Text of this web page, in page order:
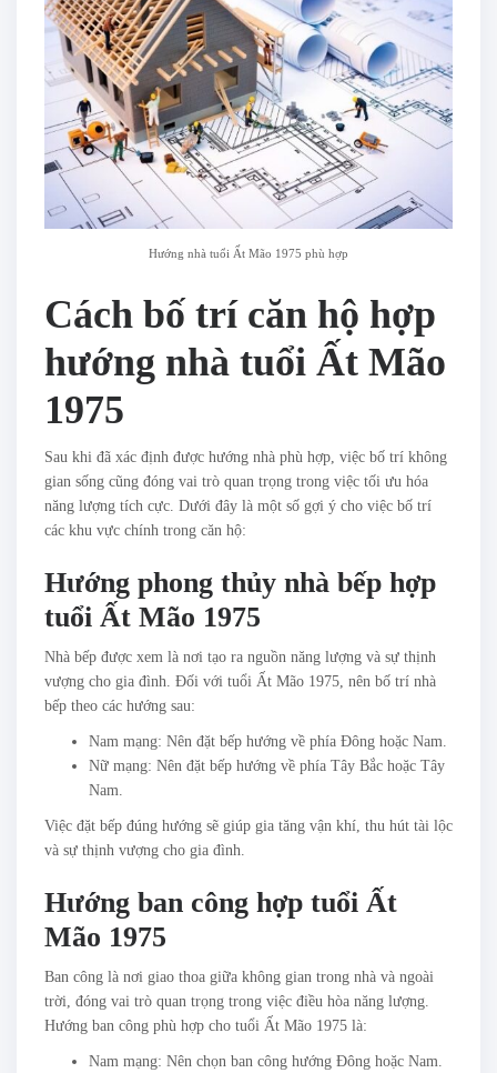
Hướng nhà tuổi Ất Mão 1975 phù hợp
Cách bố trí căn hộ hợp
hướng nhà tuổi Ất Mão
1975
Sau khi đã xác định được hướng nhà phù hợp, việc bố trí không
gian sống cũng đóng vai trò quan trọng trong việc tối ưu hóa
năng lượng tích cực. Dưới đây là một số gợi ý cho việc bố trí
các khu vực chính trong căn hộ:
Hướng phong thủy nhà bếp hợp
tuổi Ất Mão 1975
Nhà bếp được xem là nơi tạo ra nguồn năng lượng và sự thịnh
vượng cho gia đình. Đối với tuổi Ất Mão 1975, nên bố trí nhà
bếp theo các hướng sau:
Nam mạng: Nên đặt bếp hướng về phía Đông hoặc Nam.
Nữ mạng: Nên đặt bếp hướng về phía Tây Bắc hoặc Tây
Nam.
Việc đặt bếp đúng hướng sẽ giúp gia tăng vận khí, thu hút tài lộc
và sự thịnh vượng cho gia đình.
Hướng ban công hợp tuổi Ất
Mão 1975
Ban công là nơi giao thoa giữa không gian trong nhà và ngoài
trời, đóng vai trò quan trọng trong việc điều hòa năng lượng.
Hướng ban công phù hợp cho tuổi Ất Mão 1975 là:
Nam mạng: Nên chọn ban công hướng Đông hoặc Nam.